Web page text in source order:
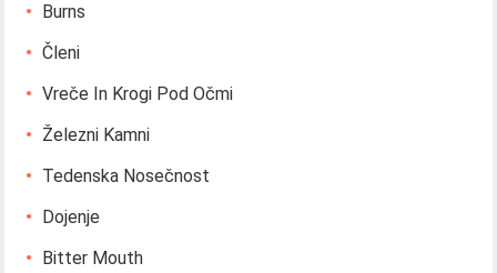
Burns
Členi
Vreče In Krogi Pod Očmi
Železni Kamni
Tedenska Nosečnost
Dojenje
Bitter Mouth